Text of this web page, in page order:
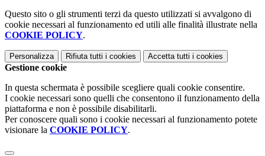
Questo sito o gli strumenti terzi da questo utilizzati si avvalgono di
cookie necessari al funzionamento ed utili alle finalità illustrate nella
COOKIE POLICY.
Personalizza Rifiuta tutti i cookies Accetta tutti i cookies
Gestione cookie
In questa schermata è possibile scegliere quali cookie consentire.
I cookie necessari sono quelli che consentono il funzionamento della
piattaforma e non è possibile disabilitarli.
Per conoscere quali sono i cookie necessari al funzionamento potete
visionare la COOKIE POLICY.